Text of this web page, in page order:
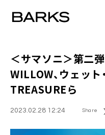
＜サマソニ＞第二弾
WILLOW、ウェット
TREASUREら
2023.02.28 12:24 Share